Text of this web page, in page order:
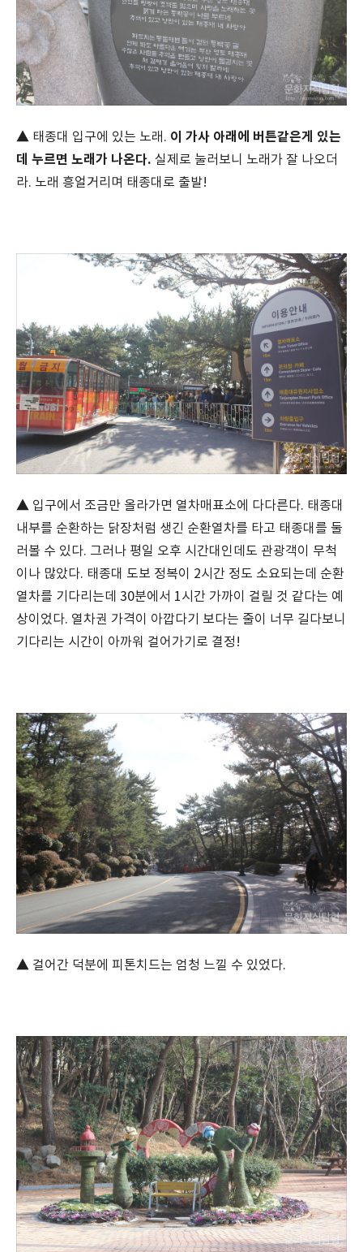
▲ 태종대 입구에 있는 노래. 이 가사 아래에 버튼같은게 있는
데 누르면 노래가 나온다. 실제로 눌러보니 노래가 잘 나오더
라. 노래 흥얼거리며 태종대로 출발!
▲ 입구에서 조금만 올라가면 열차매표소에 다다른다. 태종대
내부를 순환하는 닭장처럼 생긴 순환열차를 타고 태종대를 둘
러볼 수 있다. 그러나 평일 오후 시간대인데도 관광객이 무척
이나 많았다. 태종대 도보 정복이 2시간 정도 소요되는데 순환
열차를 기다리는데 30분에서 1시간 가까이 걸릴 것 같다는 예
상이었다. 열차권 가격이 아깝다기 보다는 줄이 너무 길다보니
기다리는 시간이 아까워 걸어가기로 결정!
▲ 걸어간 덕분에 피톤치드는 엄청 느낄 수 있었다.